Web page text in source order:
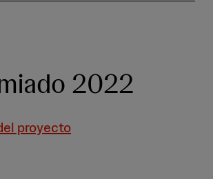
2022
proyecto